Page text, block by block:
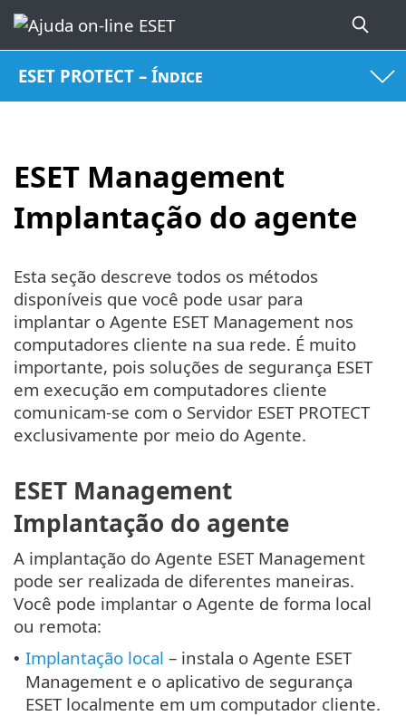
ESET PROTECT – Índice
ESET Management
Implantação do agente
Esta seção descreve todos os métodos
disponíveis que você pode usar para
implantar o Agente ESET Management nos
computadores cliente na sua rede. É muito
importante, pois soluções de segurança ESET
em execução em computadores cliente
comunicam-se com o Servidor ESET PROTECT
exclusivamente por meio do Agente.
ESET Management
Implantação do agente
A implantação do Agente ESET Management
pode ser realizada de diferentes maneiras.
Você pode implantar o Agente de forma local
ou remota:
• Implantação local – instala o Agente ESET
Management e o aplicativo de segurança
ESET localmente em um computador cliente.